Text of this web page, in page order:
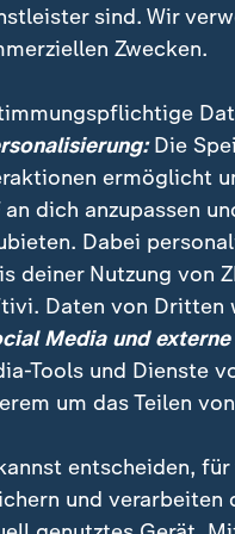
Haustiere deutscher
iranischen Team,
Spandau.
sind. Wir
Zwecken.
Die
ermöglicht
an dich anzupassen
Dabei
deiner Nutzung von
Daten von Dritten
Media und
Tools und Dienste
um das Teilen
entscheiden,
und